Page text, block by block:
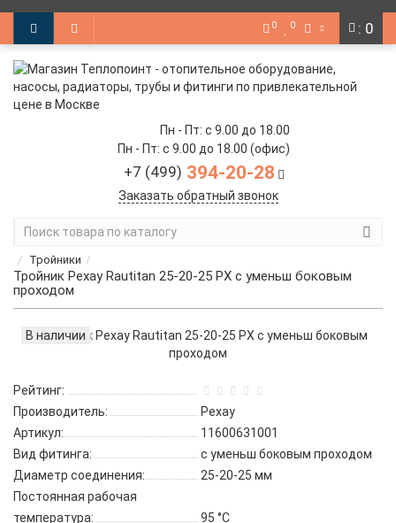
: 0
0 0
Пн - Пт: с 9.00 до 18.00
Пн - Пт: с 9.00 до 18.00 (офис)
+7 (499) 394-20-28
Заказать обратный звонок
Тройники
Тройник Рехау Rautitan 25-20-25 PX с уменьш боковым
проходом
В наличии
Рейтинг:
Производитель:
Рехау
Артикул:
11600631001
Вид фитинга:
с уменьш боковым проходом
Диаметр соединения:
25-20-25 мм
Постоянная рабочая
температура:
95 °C